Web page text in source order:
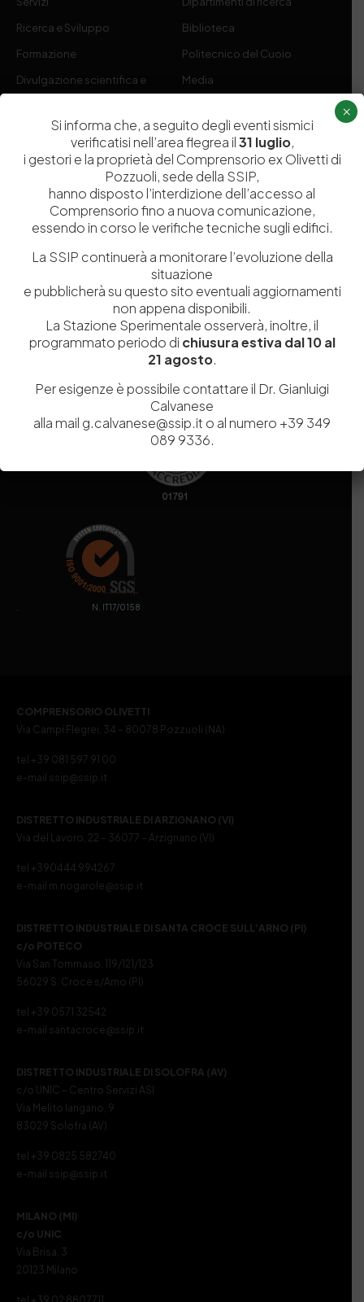
Ricerca e Sviluppo
Formazione
Divulgazione scientifica e
Contribuenti
Contatti
Biblioteca
Politecnico del Cuoio
Media
Tutela Whistleblowing
Amministrazione Trasparente
Iscrizione REANA 920756
Codice di iscrizione all’Anagrafe Nazionale delle Ricerche del
MIUR000290_EIRI
Euro9.690.240,00
stazionesperimentaleindustriapelli@legalmail.it
Sede legaleVia Campi Flegrei, 34 – 80078 Pozzuoli (NA) – Tel. +39
. N. IT17/0158
COMPRENSORIO OLIVETTI
Via Campi Flegrei, 34 – 80078 Pozzuoli (NA)
tel +39 081 597 91 00
e-mail ssip@ssip.it
DISTRETTO INDUSTRIALE DI ARZIGNANO (VI)
Via del Lavoro, 22 – 36077 – Arzignano (VI)
tel +390444 994267
e-mail m.nogarole@ssip.it
DISTRETTO INDUSTRIALE DI SANTA CROCE SULL’ARNO (PI)
c/o POTECO
Via San Tommaso, 119/121/123
56029 S. Croce s/Arno (PI)
tel +39 0571 32542
e-mail santacroce@ssip.it
DISTRETTO INDUSTRIALE DI SOLOFRA (AV)
c/o UNIC – Centro Servizi ASI
Via Melito Iangano, 9
83029 Solofra (AV)
tel +39 0825 582740
e-mail ssip@ssip.it
MILANO (MI)
c/o UNIC
Via Brisa, 3
20123 Milano
Si informa che, a seguito degli eventi sismici
verificatisi nell’area flegrea il31 luglio,
i gestori e la proprietà del Comprensorio ex Olivetti di
Pozzuoli, sede della SSIP,
hanno disposto l’interdizione dell’accesso al
Comprensorio fino a nuova comunicazione,
essendo in corso le verifiche tecniche sugli edifici.
La SSIP continuerà a monitorare l’evoluzione della
situazione
e pubblicherà su questo sito eventuali aggiornamenti
non appena disponibili.
La Stazione Sperimentale osserverà, inoltre, il
programmato periodo di chiusura estiva dal 10 al
21 agosto.
Per esigenze è possibile contattare il Dr. Gianluigi
Calvanese
alla mail g.calvanese@ssip.it o al numero +39 349
089 9336.
×